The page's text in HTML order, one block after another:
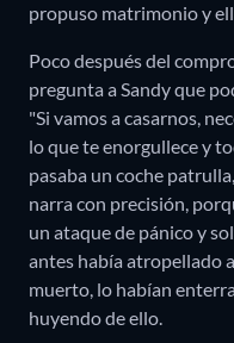
propuso matrimonio y
Poco después del
pregunta a Sandy que
"Si vamos a casarnos,
lo que te enorgullece y
pasaba un coche
narra con precisión,
un ataque de pánico y
antes había atropellado
muerto, lo habían
huyendo de ello.